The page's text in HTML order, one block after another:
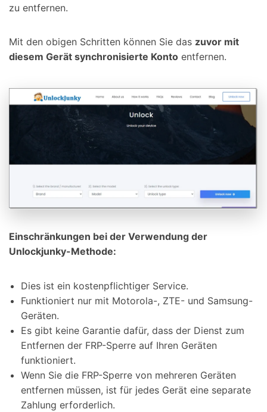
zu entfernen.
Mit den obigen Schritten können Sie das zuvor mit
diesem Gerät synchronisierte Konto entfernen.
Einschränkungen bei der Verwendung der
Unlockjunky-Methode:
Dies ist ein kostenpflichtiger Service.
Funktioniert nur mit Motorola-, ZTE- und Samsung-
Geräten.
Es gibt keine Garantie dafür, dass der Dienst zum
Entfernen der FRP-Sperre auf Ihren Geräten
funktioniert.
Wenn Sie die FRP-Sperre von mehreren Geräten
entfernen müssen, ist für jedes Gerät eine separate
Zahlung erforderlich.